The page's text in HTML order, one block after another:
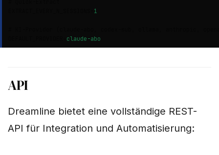
1
claude-abo
API
Dreamline bietet eine vollständige REST-
API für Integration und Automatisierung: